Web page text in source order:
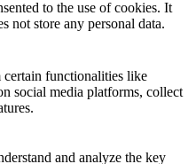
to the use of cookies. It
not store any personal data.
functionalities like
social media platforms, collect
and analyze the key